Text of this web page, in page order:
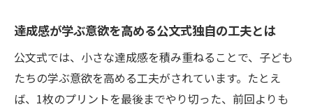
紹介
自信につながる計算力強化のポイント解説
計算速度の向上が小学生の自信に変わる理
由
達成感が学ぶ意欲を高める公文式独自の工夫とは
公文式では、小さな達成感を積み重ねることで、子ども
たちの学ぶ意欲を高める工夫がされています。たとえ
ば、1枚のプリントを最後までやり切った、前回よりも